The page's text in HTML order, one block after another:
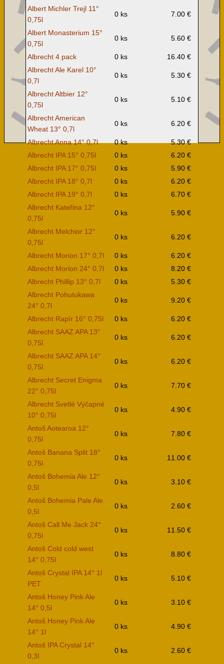
Albert Michler Trejl 11°
0,75l
0 ks 7.00 €
Albert Monasterium 15°
0,75l
0 ks 5.60 €
Albrecht 4 pack 0 ks
16.40 €
Albrecht Ale Karel 10°
0,7l
0 ks 5.30 €
Albrecht Altbier 12°
0,75l
0 ks 5.10 €
Albrecht American
Wheat 13° 0,7l
0 ks 6.20 €
Albrecht Anna 14° 0,7l 0 ks
5.30 €
Albrecht IPA 15° 0,75l
0 ks
6.20 €
Albrecht IPA 17° 0,75l
0 ks
5.90 €
Albrecht IPA 18° 0,7l
0 ks
6.20 €
Albrecht IPA 19° 0,7l
0 ks
6.70 €
Albrecht Kateřina 12°
0,75l
0 ks 5.90 €
Albrecht Melchior 12°
0,75l
0 ks 6.20 €
Albrecht Morion 17° 0,7l 0 ks
6.20 €
Albrecht Morion 24° 0,7l
0 ks
8.20 €
Albrecht Phillip 13° 0,7l
0 ks
5.30 €
Albrecht Pohutukawa
24° 0,7l
0 ks 9.20 €
Albrecht Rapír 16° 0,75l 0 ks
6.20 €
Albrecht SAAZ APA 13°
0,75l
0 ks 6.20 €
Albrecht SAAZ APA 14°
0,75l
0 ks 6.20 €
Albrecht Secret Enigma
22° 0,75l
0 ks 7.70 €
Albrecht Svetlé Výčapné
10° 0,75l
0 ks 4.90 €
Antoš Aotearoa 12°
0,75l
0 ks 7.80 €
Antoš Banana Split 18°
0,75l
0 ks 11.00 €
Antoš Bohemia Ale 12°
0,5l
0 ks 3.10 €
Antoš Bohemia Pale Ale
0,5l
0 ks 2.60 €
Antoš Call Me Jack 24°
0,75l
0 ks 11.50 €
Antoš Cold cold west
14° 0,75l
0 ks 8.80 €
Antoš Crystal IPA 14° 1l
PET
0 ks 5.10 €
Antoš Honey Pink Ale
14° 0,5l
0 ks 3.10 €
Antoš Honey Pink Ale
14° 1l
0 ks 4.90 €
Antoš IPA Crystal 14°
0,3l
0 ks 2.60 €